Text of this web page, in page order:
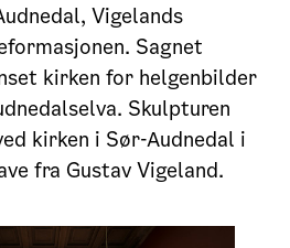
Vigelands
Sagnet
kirken for helgenbilder
Skulpturen
kirken i Sør-Audnedal i
fra Gustav Vigeland.